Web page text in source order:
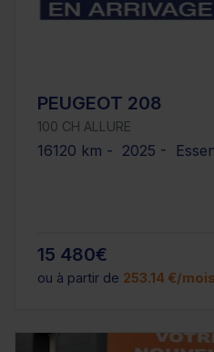
PEUGEOT 208
100 CH ALLURE
16120 km - 2025 -
15 480€
ou à partir de 253.14 €/mois